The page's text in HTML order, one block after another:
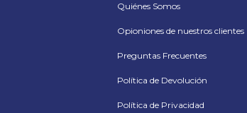
Quiénes Somos
Opioniones de nuestros clientes
Preguntas Frecuentes
Política de Devolución
Política de Privacidad